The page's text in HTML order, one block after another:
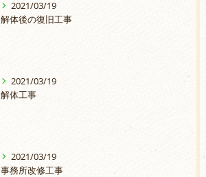
2021/03/19
解体後の復旧工事
2021/03/19
解体工事
2021/03/19
事務所改修工事